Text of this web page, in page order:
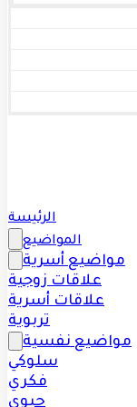
الرئيسة
المواضيع
مواضيع أسرية
علاقات زوجية
علاقات أسرية
تربوية
مواضيع نفسية
سلوكي
فكري
حيوي